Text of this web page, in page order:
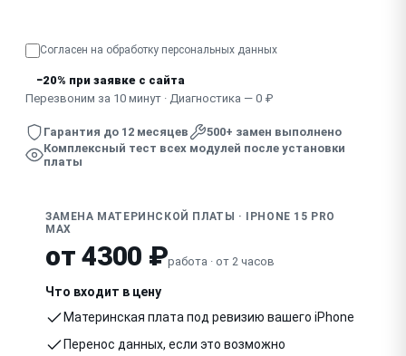
Согласен на обработку персональных данных
−20% при заявке с сайта
Перезвоним за 10 минут · Диагностика — 0 ₽
Гарантия до 12 месяцев
500+ замен выполнено
Комплексный тест всех модулей после установки
платы
ЗАМЕНА МАТЕРИНСКОЙ ПЛАТЫ · IPHONE 15 PRO
MAX
от 4300 ₽работа · от 2 часов
Что входит в цену
Материнская плата под ревизию вашего iPhone
Перенос данных, если это возможно